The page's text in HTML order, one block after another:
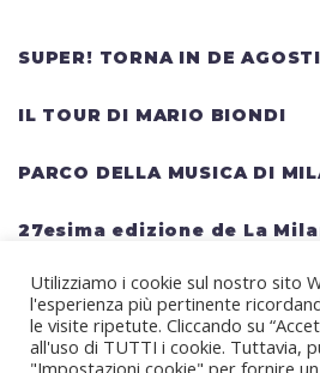
SUPER! TORNA IN DE
IL TOUR DI MARIO BIONDI
PARCO DELLA MUSICA DI
27esima edizione de La
HELLWATT FESTIVAL: una
per il festival estivo TRAVIS
WEST, SWEDISH HOUSE
Utilizziamo i cookie sul nostro sito
l'esperienza più pertinente
le visite ripetute. Cliccando su
all'uso di TUTTI i cookie. Tuttavia,
"Impostazioni cookie" per fornire